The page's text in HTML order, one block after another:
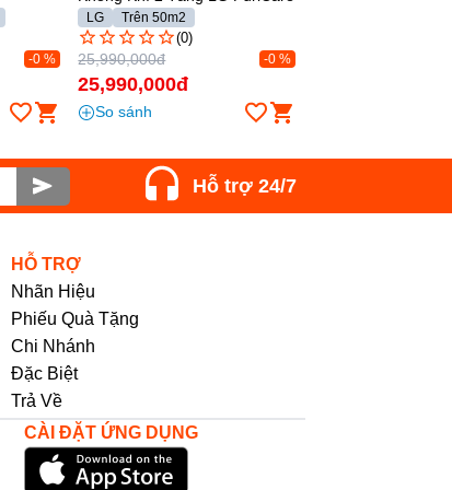
-0 %
LG Trên 50m2
(0)
25,990,000đ -0 %
25,990,000đ
So sánh
Hỗ trợ 24/7
HỖ TRỢ
Nhãn Hiệu
Phiếu Quà Tặng
Chi Nhánh
Đặc Biệt
Trả Về
CÀI ĐẶT ỨNG DỤNG